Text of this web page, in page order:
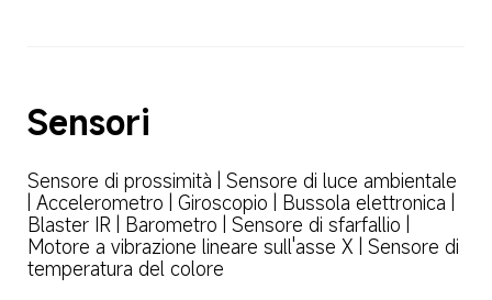
Sensori
Sensore di prossimità | Sensore di luce ambientale
| Accelerometro | Giroscopio | Bussola elettronica |
Blaster IR | Barometro | Sensore di sfarfallio |
Motore a vibrazione lineare sull'asse X | Sensore di
temperatura del colore